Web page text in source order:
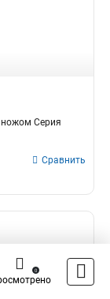
Серия
Сравнить
0